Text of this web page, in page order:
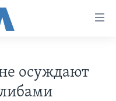
осуждают